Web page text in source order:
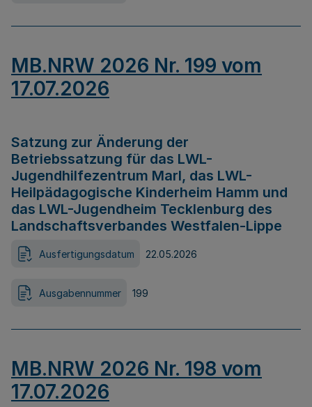
MB.NRW 2026 Nr. 199 vom
17.07.2026
Satzung zur Änderung der
Betriebssatzung für das LWL-
Jugendhilfezentrum Marl, das LWL-
Heilpädagogische Kinderheim Hamm und
das LWL-Jugendheim Tecklenburg des
Landschaftsverbandes Westfalen-Lippe
Ausfertigungsdatum 22.05.2026
Ausgabennummer 199
MB.NRW 2026 Nr. 198 vom
17.07.2026